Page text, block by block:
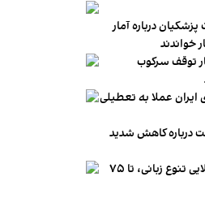
درباره آمار
خواندند
توقف سرکوب
عملا به تعطیلی
درباره کاهش شدید
تخمین پژوهشگران: در عصر طلایی تنوع زبانی، تا ۷۵